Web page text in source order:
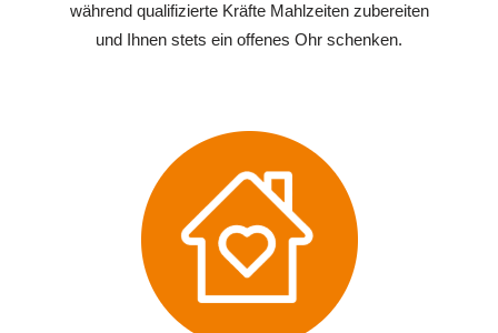
während qualifizierte Kräfte Mahlzeiten zubereiten
und Ihnen stets ein offenes Ohr schenken.